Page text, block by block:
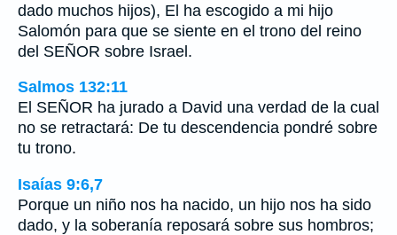
dado muchos hijos), El ha escogido a mi hijo
Salomón para que se siente en el trono del reino
del SEÑOR sobre Israel.
Salmos 132:11
El SEÑOR ha jurado a David una verdad de la cual
no se retractará: De tu descendencia pondré sobre
tu trono.
Isaías 9:6,7
Porque un niño nos ha nacido, un hijo nos ha sido
dado, y la soberanía reposará sobre sus hombros;